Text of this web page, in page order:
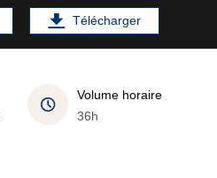
Télécharger
Volume horaire
36h